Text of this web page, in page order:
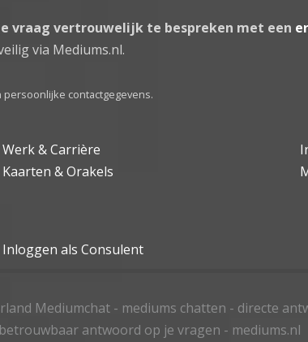
vraag vertrouwelijk te bespreken met een
via Mediums.nl.
contactgegevens.
Werk & Carrière
Kaarten & Orakels
Inloggen als Consulent
Mediumchat - mediums chatten - directe
antwoord op je vragen - mediums.nl